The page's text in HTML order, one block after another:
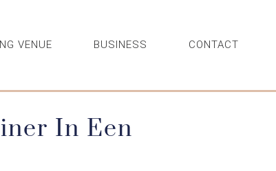
VENUE BUSINESS CONTACT
In Een